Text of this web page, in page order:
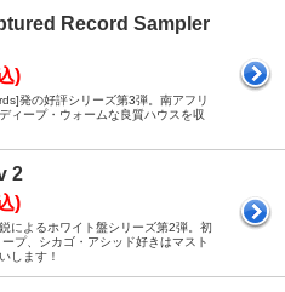
Record Sampler
)
発の好評シリーズ第3弾。南アフリ
ィープ・ウォームな良質ハウスを収
2
)
によるホワイト盤シリーズ第2弾。初
プ、シカゴ・アシッド好きはマスト
します！